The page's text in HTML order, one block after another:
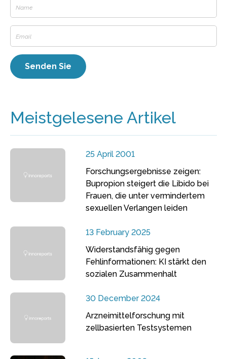
Meistgelesene Artikel
25 April 2001
Forschungsergebnisse zeigen:
Bupropion steigert die Libido bei
Frauen, die unter vermindertem
sexuellen Verlangen leiden
13 February 2025
Widerstandsfähig gegen
Fehlinformationen: KI stärkt den
sozialen Zusammenhalt
30 December 2024
Arzneimittelforschung mit
zellbasierten Testsystemen